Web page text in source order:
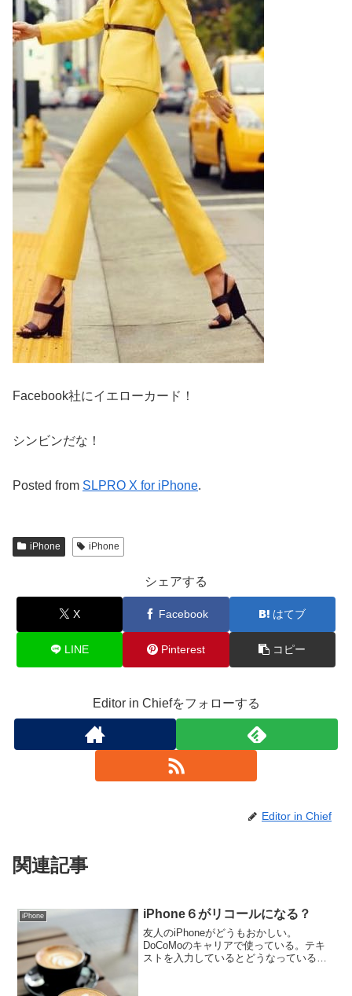
Facebook社にイエローカード！
シンビンだな！
Posted from SLPRO X for iPhone.
iPhone iPhone
シェアする
X Facebook はてブ
LINE Pinterest コピー
Editor in Chiefをフォローする
Editor in Chief
関連記事
iPhone iPhone６がリコールになる？
友人のiPhoneがどうもおかしい。
DoCoMoのキャリアで使っている。テキ
ストを入力しているとどうなっているの